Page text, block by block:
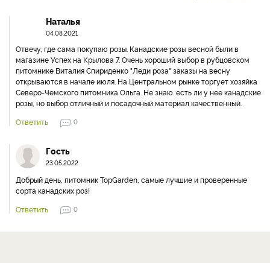
Наталья
04.08.2021
Отвечу, где сама покупаю розы. Канадские розы весной были в
магазине Успех на Крылова 7. Очень хороший выбор в рубцовском
питомнике Виталия Спириденко "Леди роза" заказы на весну
открываются в начале июля. На Центральном рынке торгует хозяйка
Северо-Чемского питомника Ольга. Не знаю. есть ли у нее канадские
розы, но выбор отличный и посадочный материал качественный.
Ответить
0
Гость
23.05.2022
Добрый день, питомник TopGarden, самые лучшие и проверенные
сорта канадских роз!
Ответить
0